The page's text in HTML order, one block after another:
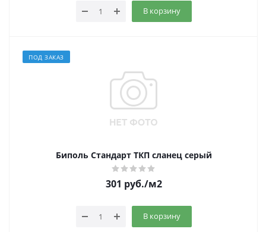
В корзину
ПОД ЗАКАЗ
Биполь Стандарт ТКП сланец серый
301 руб./м2
В корзину